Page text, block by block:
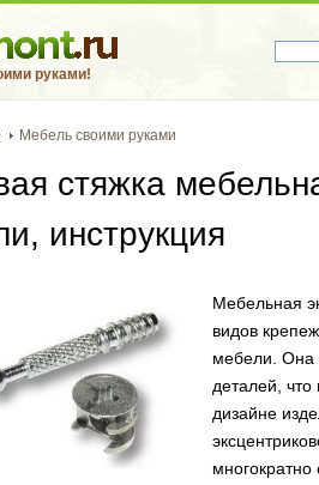
руками!
Мебель своими руками
стяжка
инструкция
Мебельная
видов
мебели. Она
деталей, что
дизайне
многократно